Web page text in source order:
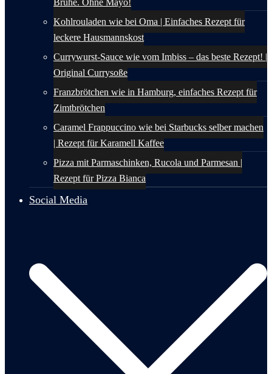
Brühe. Ohne Mayo!
Kohlrouladen wie bei Oma | Einfaches Rezept für
leckere Hausmannskost
Currywurst-Sauce wie vom Imbiss – das beste Rezept! |
Original Currysoße
Franzbrötchen wie in Hamburg, einfaches Rezept für
Zimtbrötchen
Caramel Frappuccino wie bei Starbucks selber machen
| Rezept für Karamell Kaffee
Pizza mit Parmaschinken, Rucola und Parmesan |
Rezept für Pizza Bianca
Social Media